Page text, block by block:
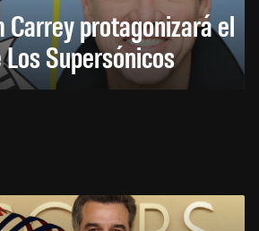
Carrey protagonizará el
Supersónicos